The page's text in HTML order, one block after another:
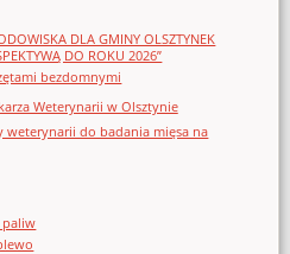
DLA GMINY OLSZTYNEK
DO ROKU 2026”
bezdomnymi
Weterynarii w Olsztynie
weterynarii do badania mięsa na
paliw